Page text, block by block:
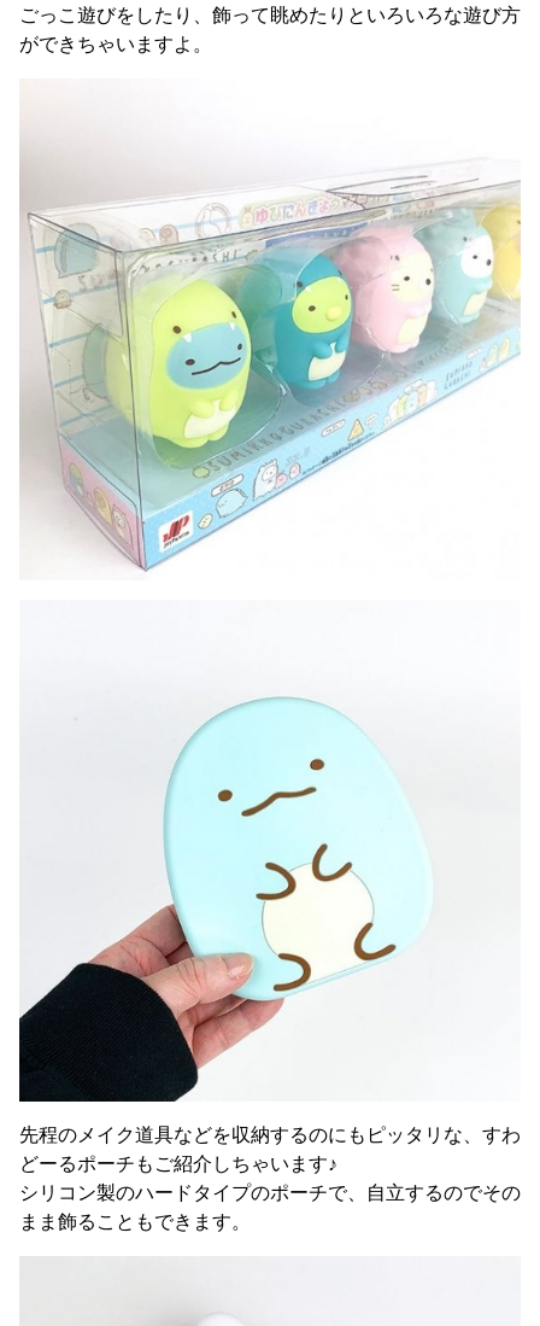
ごっこ遊びをしたり、飾って眺めたりといろいろな遊び方
ができちゃいますよ。
先程のメイク道具などを収納するのにもピッタリな、すわ
どーるポーチもご紹介しちゃいます♪
シリコン製のハードタイプのポーチで、自立するのでその
まま飾ることもできます。